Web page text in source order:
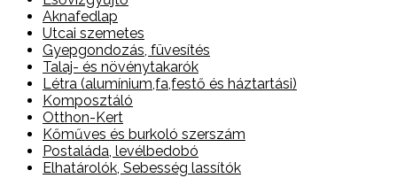
Aknafedlap
Utcai szemetes
Gyepgondozás, füvesítés
Talaj- és növénytakarók
Létra (alumínium,fa,festő és háztartási)
Komposztáló
Otthon-Kert
Kőműves és burkoló szerszám
Postaláda, levélbedobó
Elhatárolók, Sebesség lassítók